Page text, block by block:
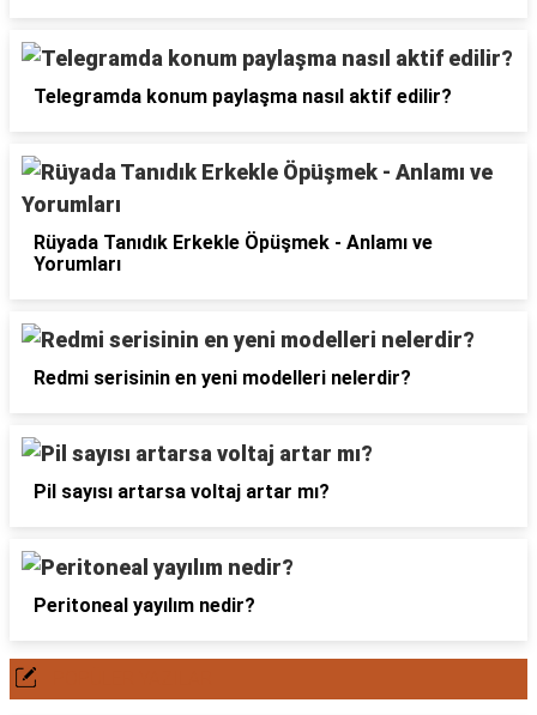
Telegramda konum paylaşma nasıl aktif edilir?
Rüyada Tanıdık Erkekle Öpüşmek - Anlamı ve
Yorumları
Redmi serisinin en yeni modelleri nelerdir?
Pil sayısı artarsa voltaj artar mı?
Peritoneal yayılım nedir?